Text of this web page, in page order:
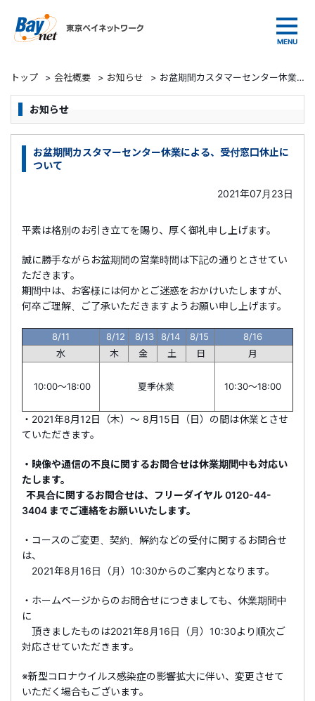
トップ > 会社概要 > お知らせ > お盆期間カスタマーセンター休業による、受付窓口休止について
お知らせ
お盆期間カスタマーセンター休業による、受付窓口休止に
ついて
2021年07月23日
平素は格別のお引き立てを賜り、厚く御礼申し上げます。
誠に勝手ながらお盆期間の営業時間は下記の通りとさせてい
ただきます。
期間中は、お客様には何かとご迷惑をおかけいたしますが、
何卒ご理解、ご了承いただきますようお願い申し上げます。
8/11 8/12 8/13 8/14 8/15
8/16
水
木 金 土 日 月
10:00～18:00 夏季休業 10:30～18:00
・2021年8月12日（木）～ 8月15日（日）の間は休業とさせ
ていただきます。
・映像や通信の不良に関するお問合せは休業期間中も対応い
たします。
不具合に関するお問合せは、フリーダイヤル 0120-44-
3404 までご連絡をお願いいたします。
・コースのご変更、契約、解約などの受付に関するお問合せ
は、
2021年8月16日（月）10:30からのご案内となります。
・ホームページからのお問合せにつきましても、休業期間中
に
頂きましたものは2021年8月16日（月）10:30より順次ご
対応させていただきます。
※新型コロナウイルス感染症の影響拡大に伴い、変更させて
いただく場合もございます。